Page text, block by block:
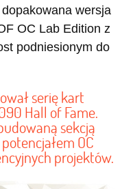
wersja
OC Lab Edition z
podniesionym do
serię kart
Hall of Fame.
sekcją
OC
projektów.